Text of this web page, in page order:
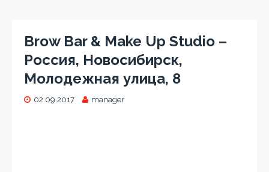
Brow Bar & Make Up Studio –
Россия, Новосибирск,
Молодежная улица, 8
02.09.2017 manager